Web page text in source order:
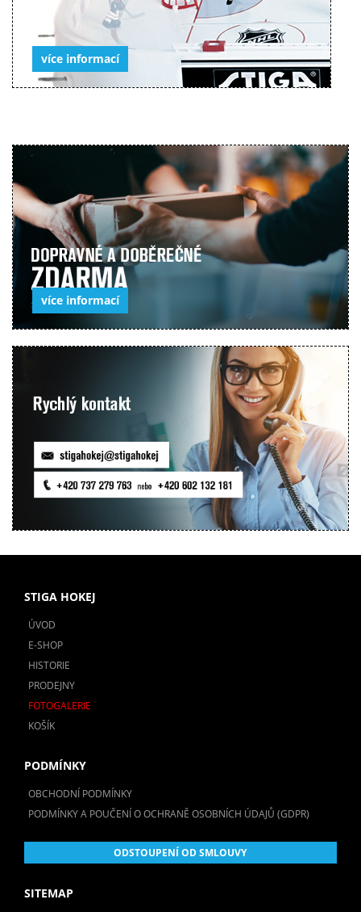
více informací
více informací
STIGA HOKEJ
ÚVOD
E-SHOP
HISTORIE
PRODEJNY
FOTOGALERIE
KOŠÍK
PODMÍNKY
OBCHODNÍ PODMÍNKY
PODMÍNKY A POUČENÍ O OCHRANĚ OSOBNÍCH ÚDAJŮ (GDPR)
ODSTOUPENÍ OD SMLOUVY
SITEMAP